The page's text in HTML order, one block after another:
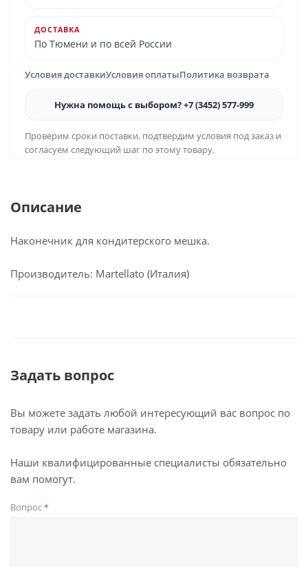
ДОСТАВКА
По Тюмени и по всей России
Условия доставкиУсловия оплатыПолитика возврата
Нужна помощь с выбором? +7 (3452) 577-999
Проверим сроки поставки, подтвердим условия под заказ и
согласуем следующий шаг по этому товару.
Описание
Наконечник для кондитерского мешка.
Производитель: Martellato (Италия)
Задать вопрос
Вы можете задать любой интересующий вас вопрос по
товару или работе магазина.
Наши квалифицированные специалисты обязательно
вам помогут.
Вопрос*